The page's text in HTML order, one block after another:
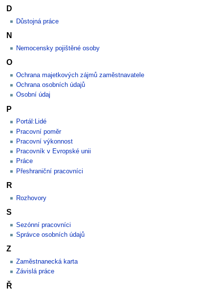
D
Důstojná práce
N
Nemocensky pojištěné osoby
O
Ochrana majetkových zájmů zaměstnavatele
Ochrana osobních údajů
Osobní údaj
P
Portál:Lidé
Pracovní poměr
Pracovní výkonnost
Pracovník v Evropské unii
Práce
Přeshraniční pracovníci
R
Rozhovory
S
Sezónní pracovníci
Správce osobních údajů
Z
Zaměstnanecká karta
Závislá práce
Ř